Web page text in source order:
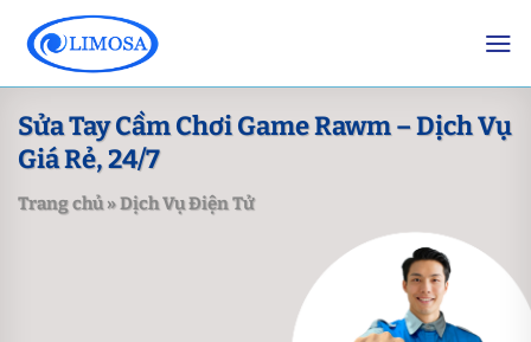
content
Sửa Tay Cầm Chơi Game Rawm – Dịch Vụ
Giá Rẻ, 24/7
Trang chủ»Dịch Vụ Điện Tử